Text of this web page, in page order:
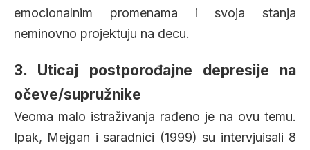
emocionalnim promenama i svoja stanja
neminovno projektuju na decu.
3. Uticaj postporođajne depresije na
očeve/supružnike
Veoma malo istraživanja rađeno je na ovu temu.
Ipak, Mejgan i saradnici (1999) su intervjuisali 8